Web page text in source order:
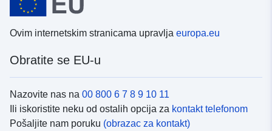
Ovim internetskim stranicama upravlja europa.eu
Obratite se EU-u
Nazovite nas na 00 800 6 7 8 9 10 11
Ili iskoristite neku od ostalih opcija za kontakt telefonom
Pošaljite nam poruku (obrazac za kontakt)